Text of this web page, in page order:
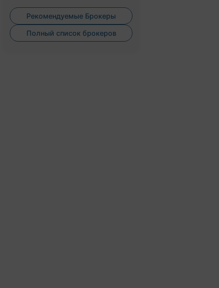
Рекомендуемые Брокеры
Полный список брокеров